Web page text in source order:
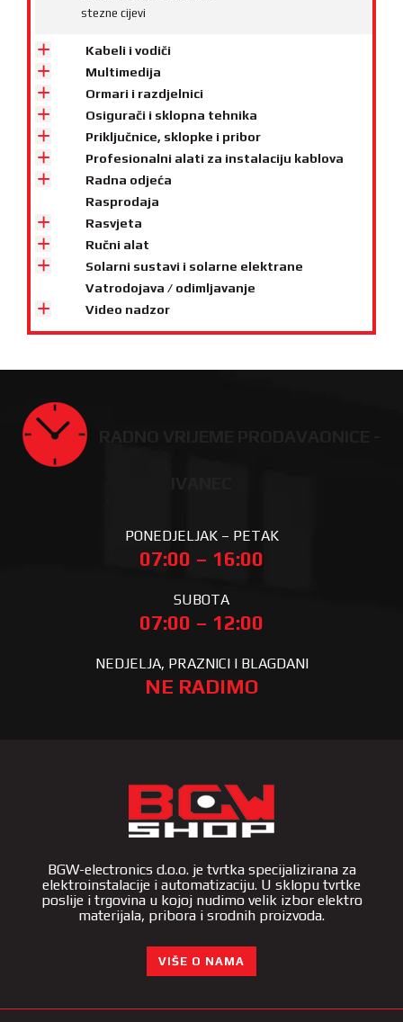
stezne cijevi
Kabeli i vodiči
Multimedija
Ormari i razdjelnici
Osigurači i sklopna tehnika
Priključnice, sklopke i pribor
Profesionalni alati za instalaciju kablova
Radna odjeća
Rasprodaja
Rasvjeta
Ručni alat
Solarni sustavi i solarne elektrane
Vatrodojava / odimljavanje
Video nadzor
PONEDJELJAK – PETAK
07:00 – 16:00
SUBOTA
07:00 – 12:00
NEDJELJA, PRAZNICI I BLAGDANI
NE RADIMO
BGW-electronics d.o.o. je tvrtka specijalizirana za
elektroinstalacije i automatizaciju. U sklopu tvrtke
poslije i trgovina u kojoj nudimo velik izbor elektro
materijala, pribora i srodnih proizvoda.
VIŠE O NAMA